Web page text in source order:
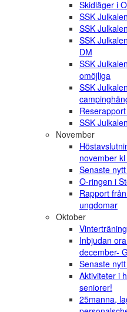
Skidläger i
SSK
SSK
SSK
DM
SSK
omöjliga
SSK
SSK
November
november kl
Senaste
O-ringen i
Rapport
ungdomar
Oktober
Inbjudan
december-
Senaste
Aktiviteter i
seniorer!
25manna,